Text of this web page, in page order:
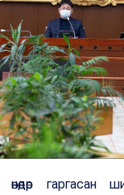
гаргасан